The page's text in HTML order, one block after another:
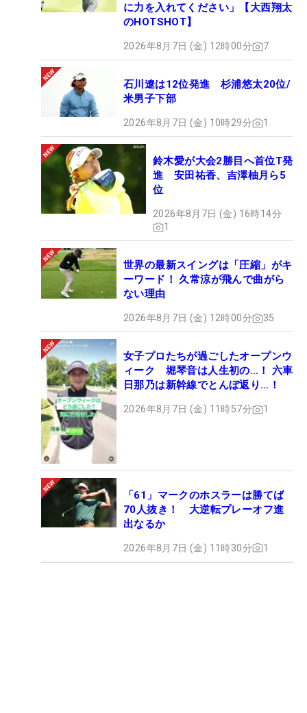
に力を入れてください」【大西翔太
のHOTSHOT】
2026年8月7日 (金) 12時00分 7
石川遼は12位発進 杉浦悠太20位/
米男子下部
2026年8月7日 (金) 10時29分 1
鈴木愛が大会2勝目へ首位T発
進 安田祐香、吉澤柚月ら5
位
2026年8月7日 (金) 16時14分
1
世界の最新スイングは「圧縮」がキ
ーワード！ 久常涼が飛んで曲がら
ない理由
2026年8月7日 (金) 12時00分 35
女子プロたちが過ごしたオープンウ
ィーク 堀琴音は人生初の…！ 六車
日那乃は新幹線でとんぼ返り…！
2026年8月7日 (金) 11時57分 1
「61」マークのホスラーは勝てば
70人抜き！ 大逆転プレーオフ進
出なるか
2026年8月7日 (金) 11時30分 1